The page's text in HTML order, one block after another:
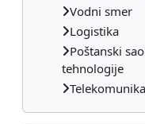
Vodni smer
Logistika
Poštanski
tehnologije